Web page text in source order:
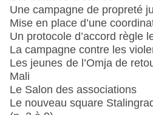
Une campagne de propreté
Mise en place d’une
Un protocole d’accord règle
La campagne contre les
Les jeunes de l’Omja de
Mali
Le Salon des associations
Le nouveau square